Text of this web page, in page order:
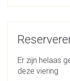
Er zijn helaas
deze viering